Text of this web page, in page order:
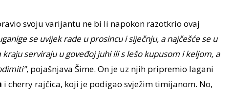
svoju varijantu ne bi li napokon razotkrio ovaj
se uvijek rade u prosincu i siječnju, a najčešće se u
serviraju u goveđoj juhi ili s lešo kupusom i keljom, a
, pojašnjava Šime. On je uz njih pripremio lagani
i cherry rajčica, koji je podigao svježim timijanom. No,